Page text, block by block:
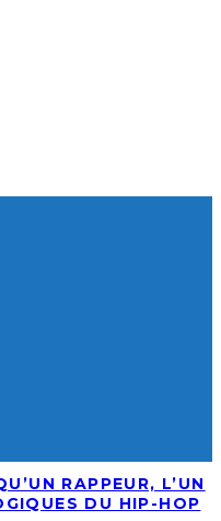
RAPPEUR, L’UN
DU HIP-HOP